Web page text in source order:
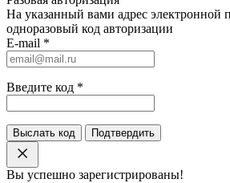
На указанный вами адрес электронной
одноразовый код авторизации
E-mail *
Введите код *
Выслать код Подтвердить
Вы успешно зарегистрированы!